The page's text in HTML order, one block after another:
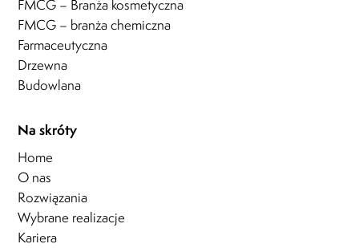
Na skróty
Home
O nas
Rozwiązania
Wybrane realizacje
Kariera
FMCG – Branża kosmetyczna
FMCG – branża chemiczna
Farmaceutyczna
Drzewna
Budowlana